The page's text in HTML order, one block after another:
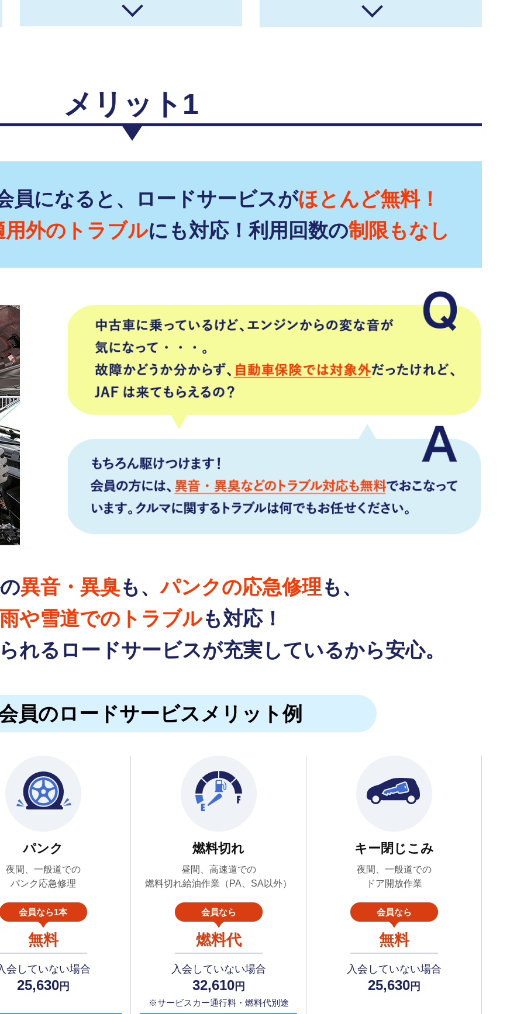
メリット1
員になると、ロードサービスがほとんど無料！
用外のトラブルにも対応！利用回数の制限もなし
異音・異臭も、パンクの応急修理 も、
や雪道でのトラブルも対応！
れるロードサービスが充実しているから安心。
員のロードサービスメリット例
パンク
夜間、一般道での
パンク応急修理
会員なら1本
無料
会していない場合
25,630円
燃料切れ
昼間、高速道での
燃料切れ給油作業（PA、SA以外）
会員なら
燃料代
入会していない場合
32,610円
※サービスカー通行料・燃料代別途
キー閉じこみ
夜間、一般道での
ドア開放作業
会員なら
無料
入会していない場合
25,630円